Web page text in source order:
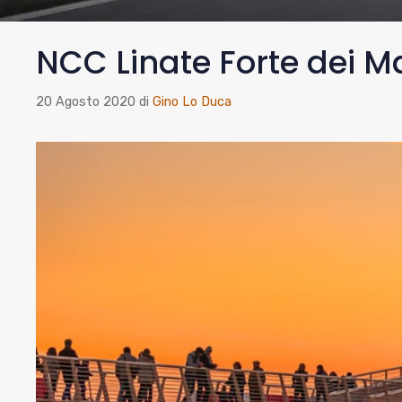
NCC Linate Forte dei
20 Agosto 2020 di Gino Lo Duca